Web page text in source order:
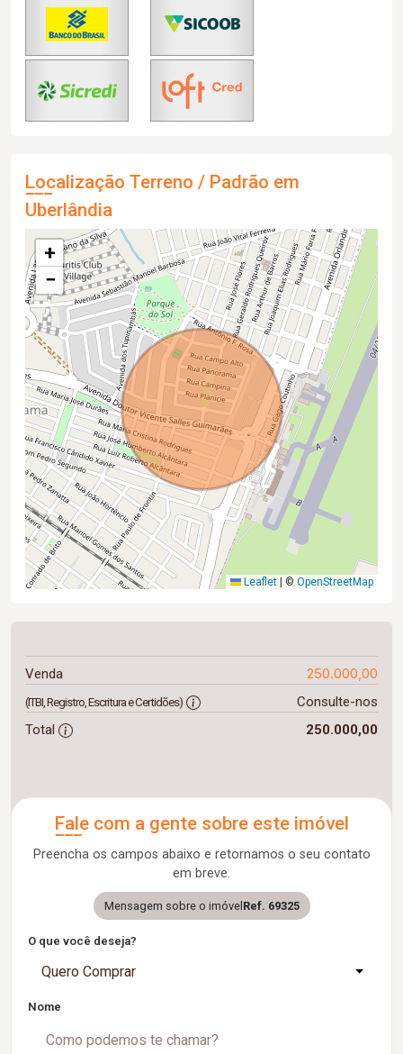
Localização Terreno / Padrão em
Uberlândia
+
−
Leaflet © OpenStreetMap
Venda 250.000,00
(ITBI, Registro, Escritura e Certidões)
Consulte-nos
Total
250.000,00
Fale com a gente sobre este imóvel
Preencha os campos abaixo e retornamos o seu contato
em breve.
Mensagem sobre o imóvel Ref. 69325
O que você deseja?
Quero Comprar
Nome